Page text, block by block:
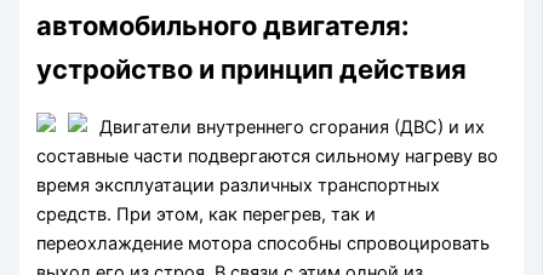
автомобильного двигателя:
устройство и принцип действия
Двигатели внутреннего сгорания (ДВС) и их
составные части подвергаются сильному нагреву во
время эксплуатации различных транспортных
средств. При этом, как перегрев, так и
переохлаждение мотора способны спровоцировать